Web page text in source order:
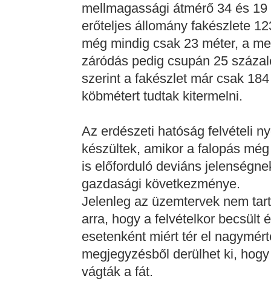
mellmagassági átmérő 34 és
erőteljes állomány fakészlete
még mindig csak 23 méter, a
záródás pedig csupán 25
szerint a fakészlet már csak
köbmétert tudtak kitermelni.
Az erdészeti hatóság felvételi
készültek, amikor a falopás
is előforduló deviáns
gazdasági következménye.
Jelenleg az üzemtervek nem
arra, hogy a felvételkor becsült
esetenként miért tér el
megjegyzésből derülhet ki,
vágták a fát.